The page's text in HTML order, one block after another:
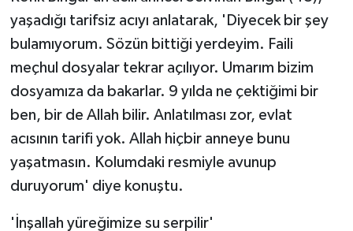
yaşadığı tarifsiz acıyı anlatarak, 'Diyecek bir şey
bulamıyorum. Sözün bittiği yerdeyim. Faili
meçhul dosyalar tekrar açılıyor. Umarım bizim
dosyamıza da bakarlar. 9 yılda ne çektiğimi bir
ben, bir de Allah bilir. Anlatılması zor, evlat
acısının tarifi yok. Allah hiçbir anneye bunu
yaşatmasın. Kolumdaki resmiyle avunup
duruyorum' diye konuştu.
'İnşallah yüreğimize su serpilir'